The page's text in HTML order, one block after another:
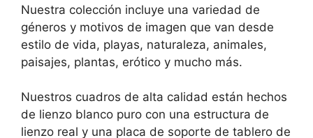
Nuestra colección incluye una variedad de
géneros y motivos de imagen que van desde
estilo de vida, playas, naturaleza, animales,
paisajes, plantas, erótico y mucho más.
Nuestros cuadros de alta calidad están hechos
de lienzo blanco puro con una estructura de
lienzo real y una placa de soporte de tablero de